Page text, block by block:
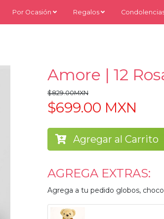
Por Ocasión Regalos
Amore | 12
$829.00MXN
$699.00 MXN
Agregar al Carrito
AGREGA EXTRAS:
Agrega a tu pedido globos,